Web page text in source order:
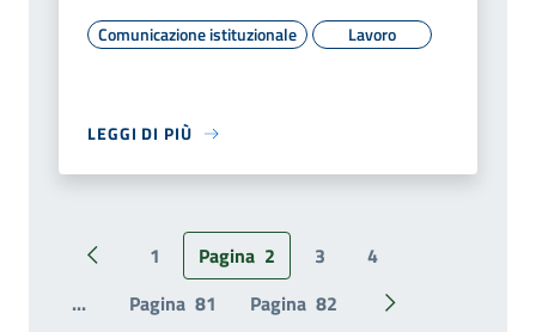
Comunicazione istituzionale Lavoro
LEGGI DI PIÙ
Pagina precedente
1 Pagina 2 3
4
...
Pagina 81 Pagina 82 Pagina